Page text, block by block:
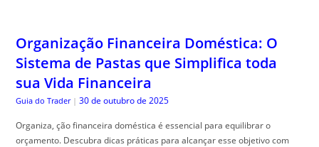
Organização Financeira Doméstica: O
Sistema de Pastas que Simplifica toda
sua Vida Financeira
Guia do Trader | 30 de outubro de 2025
Organiza, ção financeira doméstica é essencial para equilibrar o
orçamento. Descubra dicas práticas para alcançar esse objetivo com